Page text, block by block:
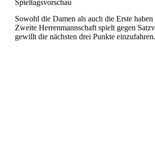
Spieltagsvorschau
Sowohl die Damen als auch die Erste
Zweite Herrenmannschaft spielt gegen
gewillt die nächsten drei Punkte einzufahren.